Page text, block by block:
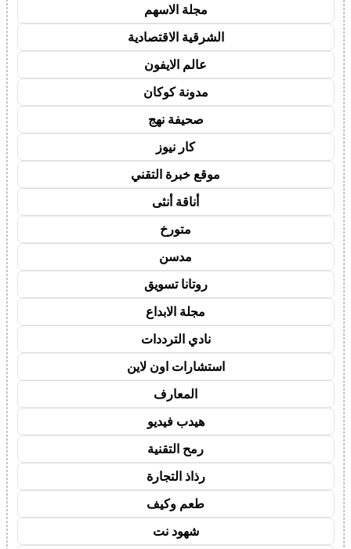
مجلة الاسهم
الشرقية الاقتصادية
عالم الايفون
مدونة كوكان
صحيفة نهج
كار نيوز
موقع خبرة التقني
أناقة أنثى
متورخ
مدسن
روتانا تسويق
مجلة الابداع
نادي الترددات
استشارات اون لاين
المعارف
هيدب فيديو
رمح التقنية
رذاذ التجارة
طعم وكيف
شهود نت